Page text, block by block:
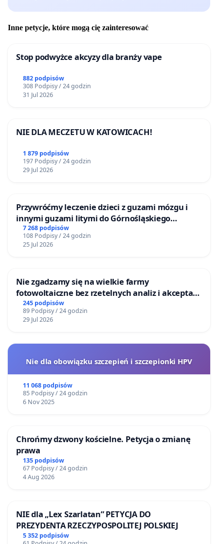
Inne petycje, które mogą cię zainteresować
Stop podwyżce akcyzy dla branży vape
882 podpisów
308 Podpisy / 24 godzin
31 Jul 2026
NIE DLA MECZETU W KATOWICACH!
1 879 podpisów
197 Podpisy / 24 godzin
29 Jul 2026
Przywróćmy leczenie dzieci z guzami mózgu i
innymi guzami litymi do Górnośląskiego
Centrum Zdrowia Dziecka w Katowicach
7 268 podpisów
108 Podpisy / 24 godzin
25 Jul 2026
Nie zgadzamy się na wielkie farmy
fotowoltaiczne bez rzetelnych analiz i akceptacji
mieszkańców
245 podpisów
89 Podpisy / 24 godzin
29 Jul 2026
Nie dla obowiązku szczepień i szczepionki HPV
11 068 podpisów
85 Podpisy / 24 godzin
6 Nov 2025
Chrońmy dzwony kościelne. Petycja o zmianę
prawa
135 podpisów
67 Podpisy / 24 godzin
4 Aug 2026
NIE dla „Lex Szarlatan” PETYCJA DO
PREZYDENTA RZECZYPOSPOLITEJ POLSKIEJ
5 352 podpisów